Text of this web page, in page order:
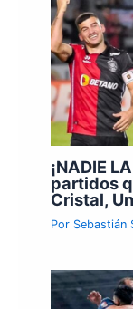
¡NADIE
partidos
Cristal,
Por Sebastián